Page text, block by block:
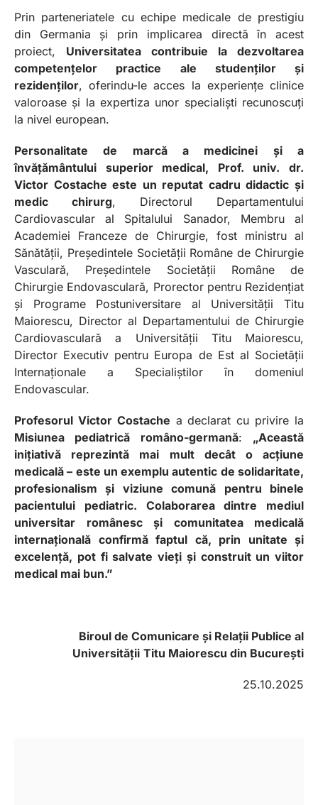
Prin parteneriatele cu echipe medicale de prestigiu
din Germania și prin implicarea directă în acest
proiect, Universitatea contribuie la dezvoltarea
competențelor practice ale studenților și
rezidenților, oferindu-le acces la experiențe clinice
valoroase și la expertiza unor specialiști recunoscuți
la nivel european.
Personalitate de marcă a medicinei și a
învățământului superior medical, Prof. univ. dr.
Victor Costache este un reputat cadru didactic și
medic chirurg, Directorul Departamentului
Cardiovascular al Spitalului Sanador, Membru al
Academiei Franceze de Chirurgie, fost ministru al
Sănătății, Președintele Societății Române de Chirurgie
Vasculară, Președintele Societății Române de
Chirurgie Endovasculară, Prorector pentru Rezidențiat
și Programe Postuniversitare al Universității Titu
Maiorescu, Director al Departamentului de Chirurgie
Cardiovasculară a Universității Titu Maiorescu,
Director Executiv pentru Europa de Est al Societății
Internaționale a Specialiștilor în domeniul
Endovascular.
Profesorul Victor Costache a declarat cu privire la
Misiunea pediatrică româno-germană: „Această
inițiativă reprezintă mai mult decât o acțiune
medicală – este un exemplu autentic de solidaritate,
profesionalism și viziune comună pentru binele
pacientului pediatric. Colaborarea dintre mediul
universitar românesc și comunitatea medicală
internațională confirmă faptul că, prin unitate și
excelență, pot fi salvate vieți și construit un viitor
medical mai bun.”
Biroul de Comunicare și Relații Publice al
Universității Titu Maiorescu din București
25.10.2025